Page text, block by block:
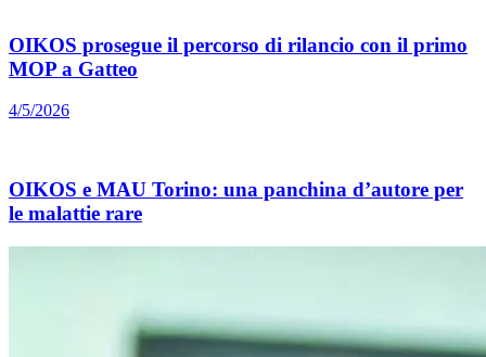
OIKOS prosegue il percorso di rilancio con il primo
MOP a Gatteo
4/5/2026
OIKOS e MAU Torino: una panchina d’autore per
le malattie rare